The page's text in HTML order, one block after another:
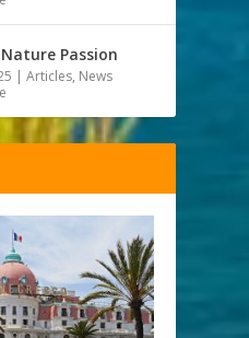
Passion
|Articles, News